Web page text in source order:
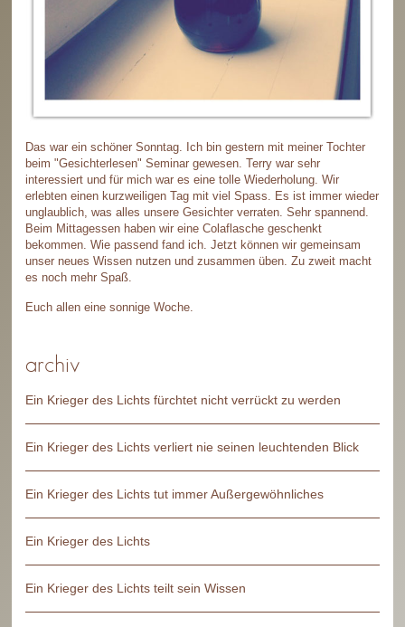
Das war ein schöner Sonntag. Ich bin gestern mit meiner Tochter
beim "Gesichterlesen" Seminar gewesen. Terry war sehr
interessiert und für mich war es eine tolle Wiederholung. Wir
erlebten einen kurzweiligen Tag mit viel Spass. Es ist immer wieder
unglaublich, was alles unsere Gesichter verraten. Sehr spannend.
Beim Mittagessen haben wir eine Colaflasche geschenkt
bekommen. Wie passend fand ich. Jetzt können wir gemeinsam
unser neues Wissen nutzen und zusammen üben. Zu zweit macht
es noch mehr Spaß.
Euch allen eine sonnige Woche.
archiv
Ein Krieger des Lichts fürchtet nicht verrückt zu werden
Ein Krieger des Lichts verliert nie seinen leuchtenden Blick
Ein Krieger des Lichts tut immer Außergewöhnliches
Ein Krieger des Lichts
Ein Krieger des Lichts teilt sein Wissen